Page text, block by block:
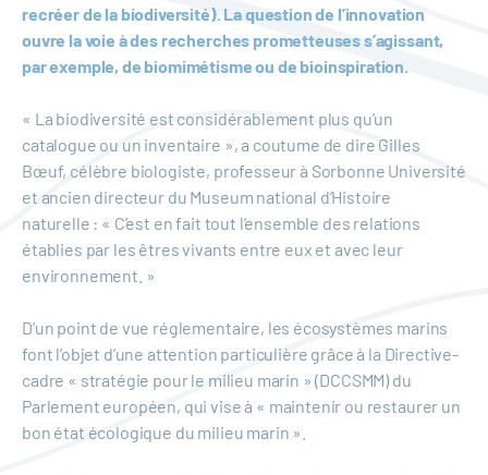
recréer de la biodiversité). La question de l’innovation
ouvre la voie à des recherches prometteuses s’agissant,
par exemple, de biomimétisme ou de bioinspiration.
« La biodiversité est considérablement plus qu’un
catalogue ou un inventaire », a coutume de dire Gilles
Bœuf, célèbre biologiste, professeur à Sorbonne Université
et ancien directeur du Museum national d’Histoire
naturelle : « C’est en fait tout l’ensemble des relations
établies par les êtres vivants entre eux et avec leur
environnement. »
D’un point de vue réglementaire, les écosystèmes marins
font l’objet d’une attention particulière grâce à la Directive-
cadre « stratégie pour le milieu marin » (DCCSMM) du
Parlement européen, qui vise à « maintenir ou restaurer un
bon état écologique du milieu marin ».